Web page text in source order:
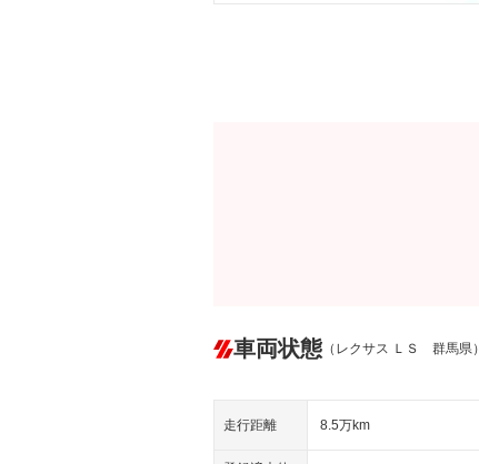
車両状態 （レクサス ＬＳ 群馬県）
走行距離 8.5万km